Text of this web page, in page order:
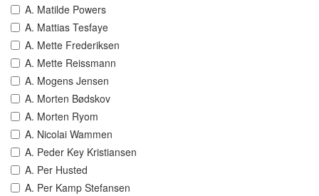
A. Matilde Powers
A. Mattias Tesfaye
A. Mette Frederiksen
A. Mette Reissmann
A. Mogens Jensen
A. Morten Bødskov
A. Morten Ryom
A. Nicolai Wammen
A. Peder Key Kristiansen
A. Per Husted
A. Per Kamp Stefansen